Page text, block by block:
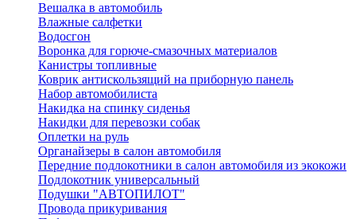
Вешалка в автомобиль
Влажные салфетки
Водосгон
Воронка для горюче-смазочных материалов
Канистры топливные
Коврик антискользящий на приборную панель
Набор автомобилиста
Накидка на спинку сиденья
Накидки для перевозки собак
Оплетки на руль
Органайзеры в салон автомобиля
Передние подлокотники в салон автомобиля из экокожи
Подлокотник универсальный
Подушки "АВТОПИЛОТ"
Провода прикуривания